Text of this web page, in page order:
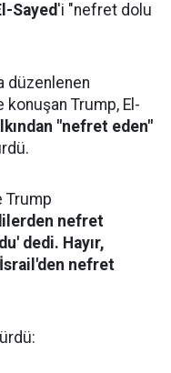
Sayed'i "nefret dolu
düzenlenen
Trump, El-
"nefret eden"
Trump
nefret
dedi. Hayır,
nefret